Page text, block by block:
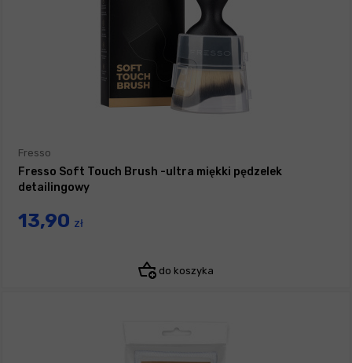
Fresso
Fresso Soft Touch Brush -ultra miękki pędzelek
detailingowy
13,90 zł
do koszyka